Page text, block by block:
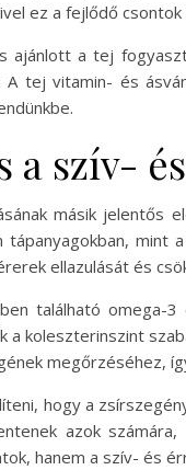
ez a fejlődő
ajánlott a tej
tej vitamin- és
a szív-
másik jelentős
tápanyagokban, mint
ellazulását és
található omega-
a koleszterinszint
megőrzéséhez,
hogy a
azok
hanem a szív- és